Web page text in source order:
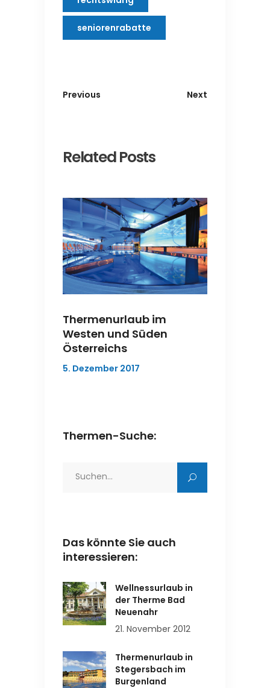
seniorenrabatte
Previous Next
Related Posts
Thermenurlaub im
Westen und Süden
Österreichs
5. Dezember 2017
Thermen-Suche:
Das könnte Sie auch
interessieren:
Wellnessurlaub in
der Therme Bad
Neuenahr
21. November 2012
Thermenurlaub in
Stegersbach im
Burgenland